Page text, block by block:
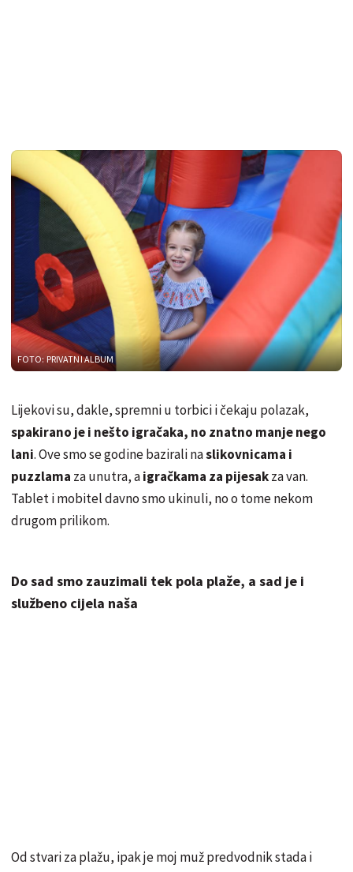
FOTO: PRIVATNI ALBUM
Lijekovi su, dakle, spremni u torbici i čekaju polazak,
spakirano je i nešto igračaka, no znatno manje nego
lani. Ove smo se godine bazirali naslikovnicama i
puzzlama za unutra, aigračkama za pijesakza van.
Tablet i mobitel davno smo ukinuli, no o tome nekom
drugom prilikom.
Do sad smo zauzimali tek pola plaže, a sad je i
službeno cijela naša
Od stvari za plažu, ipak je moj muž predvodnik stada i